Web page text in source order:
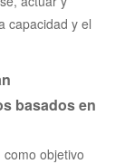
capacidad y el
basados en
objetivo